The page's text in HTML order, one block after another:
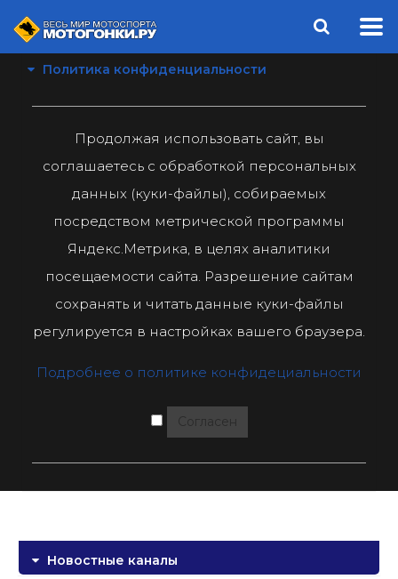
Политика конфиденциальности
Продолжая использовать сайт, вы
соглашаетесь с обработкой персональных
данных (куки-файлы), собираемых
посредством метрической программы
Яндекс.Метрика, в целях аналитики
посещаемости сайта. Разрешение сайтам
сохранять и читать данные куки-файлы
регулируется в настройках вашего браузера.
Подробнее о политике конфидециальности
Согласен
Новостные каналы